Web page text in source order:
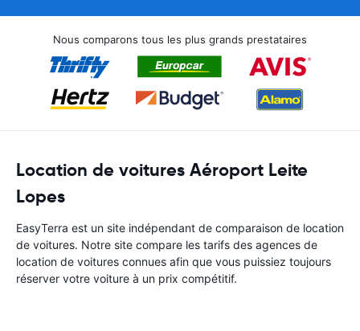
Nous comparons tous les plus grands prestataires
Location de voitures Aéroport Leite
Lopes
EasyTerra est un site indépendant de comparaison de location
de voitures. Notre site compare les tarifs des agences de
location de voitures connues afin que vous puissiez toujours
réserver votre voiture à un prix compétitif.